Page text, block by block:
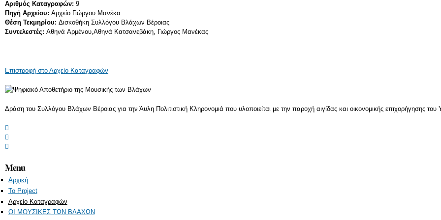
Αριθμός Καταγραφών: 9
Πηγή Αρχείου: Αρχείο Γιώργου Μανέκα
Θέση Τεκμηρίου: Δισκοθήκη Συλλόγου Βλάχων Βέροιας
Συντελεστές: Αθηνά Αρμένου,Αθηνά Κατσανεβάκη, Γιώργος Μανέκας
Επιστροφή στο Αρχείο Καταγραφών
Δράση του Συλλόγου Βλάχων Βέροιας για την Άυλη Πολιτιστική Κληρονομιά που υλοποιείται με την παροχή αιγίδας και οικονομικής επιχορήγησης του
Menu
Αρχική
Το Project
Αρχείο Καταγραφών
ΟΙ ΜΟΥΣΙΚΕΣ ΤΩΝ ΒΛΑΧΩΝ